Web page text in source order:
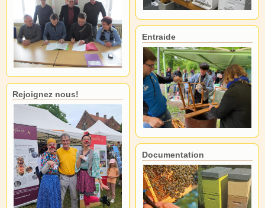
Rejoignez nous!
Entraide
Documentation